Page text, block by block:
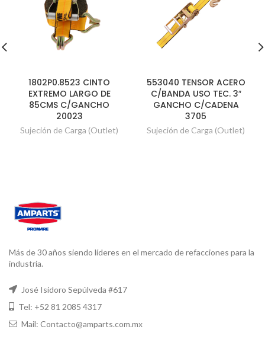
1802P0.8523 CINTO
EXTREMO LARGO DE
85CMS C/GANCHO
20023
Sujeción de Carga (Outlet)
553040 TENSOR ACERO
C/BANDA USO TEC. 3″
GANCHO C/CADENA
3705
Sujeción de Carga (Outlet)
Más de 30 años siendo líderes en el mercado de refacciones para la
industria.
José Isidoro Sepúlveda #617
Tel: +52 81 2085 4317
Mail: Contacto@amparts.com.mx